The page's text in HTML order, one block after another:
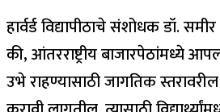
हार्वर्ड विद्यापीठाचे संशोधक डॉ. समीर
की, आंतरराष्ट्रीय बाजारपेठांमध्ये
उभे राहण्यासाठी जागतिक